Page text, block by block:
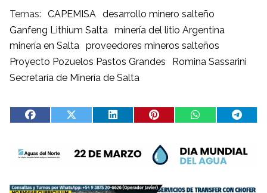
CAPEMISA desarrollo minero salteño
Ganfeng Lithium Salta
minería del litio Argentina
minería en Salta proveedores mineros salteños
Proyecto Pozuelos Pastos Grandes
Romina Sassarini
Secretaría de Minería de Salta